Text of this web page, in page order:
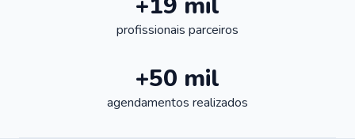
profissionais parceiros
+50 mil
agendamentos realizados